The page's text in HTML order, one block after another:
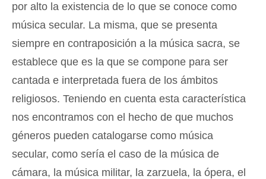
por alto la existencia de lo que se conoce como
música secular. La misma, que se presenta
siempre en contraposición a la música sacra, se
establece que es la que se compone para ser
cantada e interpretada fuera de los ámbitos
religiosos. Teniendo en cuenta esta característica
nos encontramos con el hecho de que muchos
géneros pueden catalogarse como música
secular, como sería el caso de la música de
cámara, la música militar, la zarzuela, la ópera, el